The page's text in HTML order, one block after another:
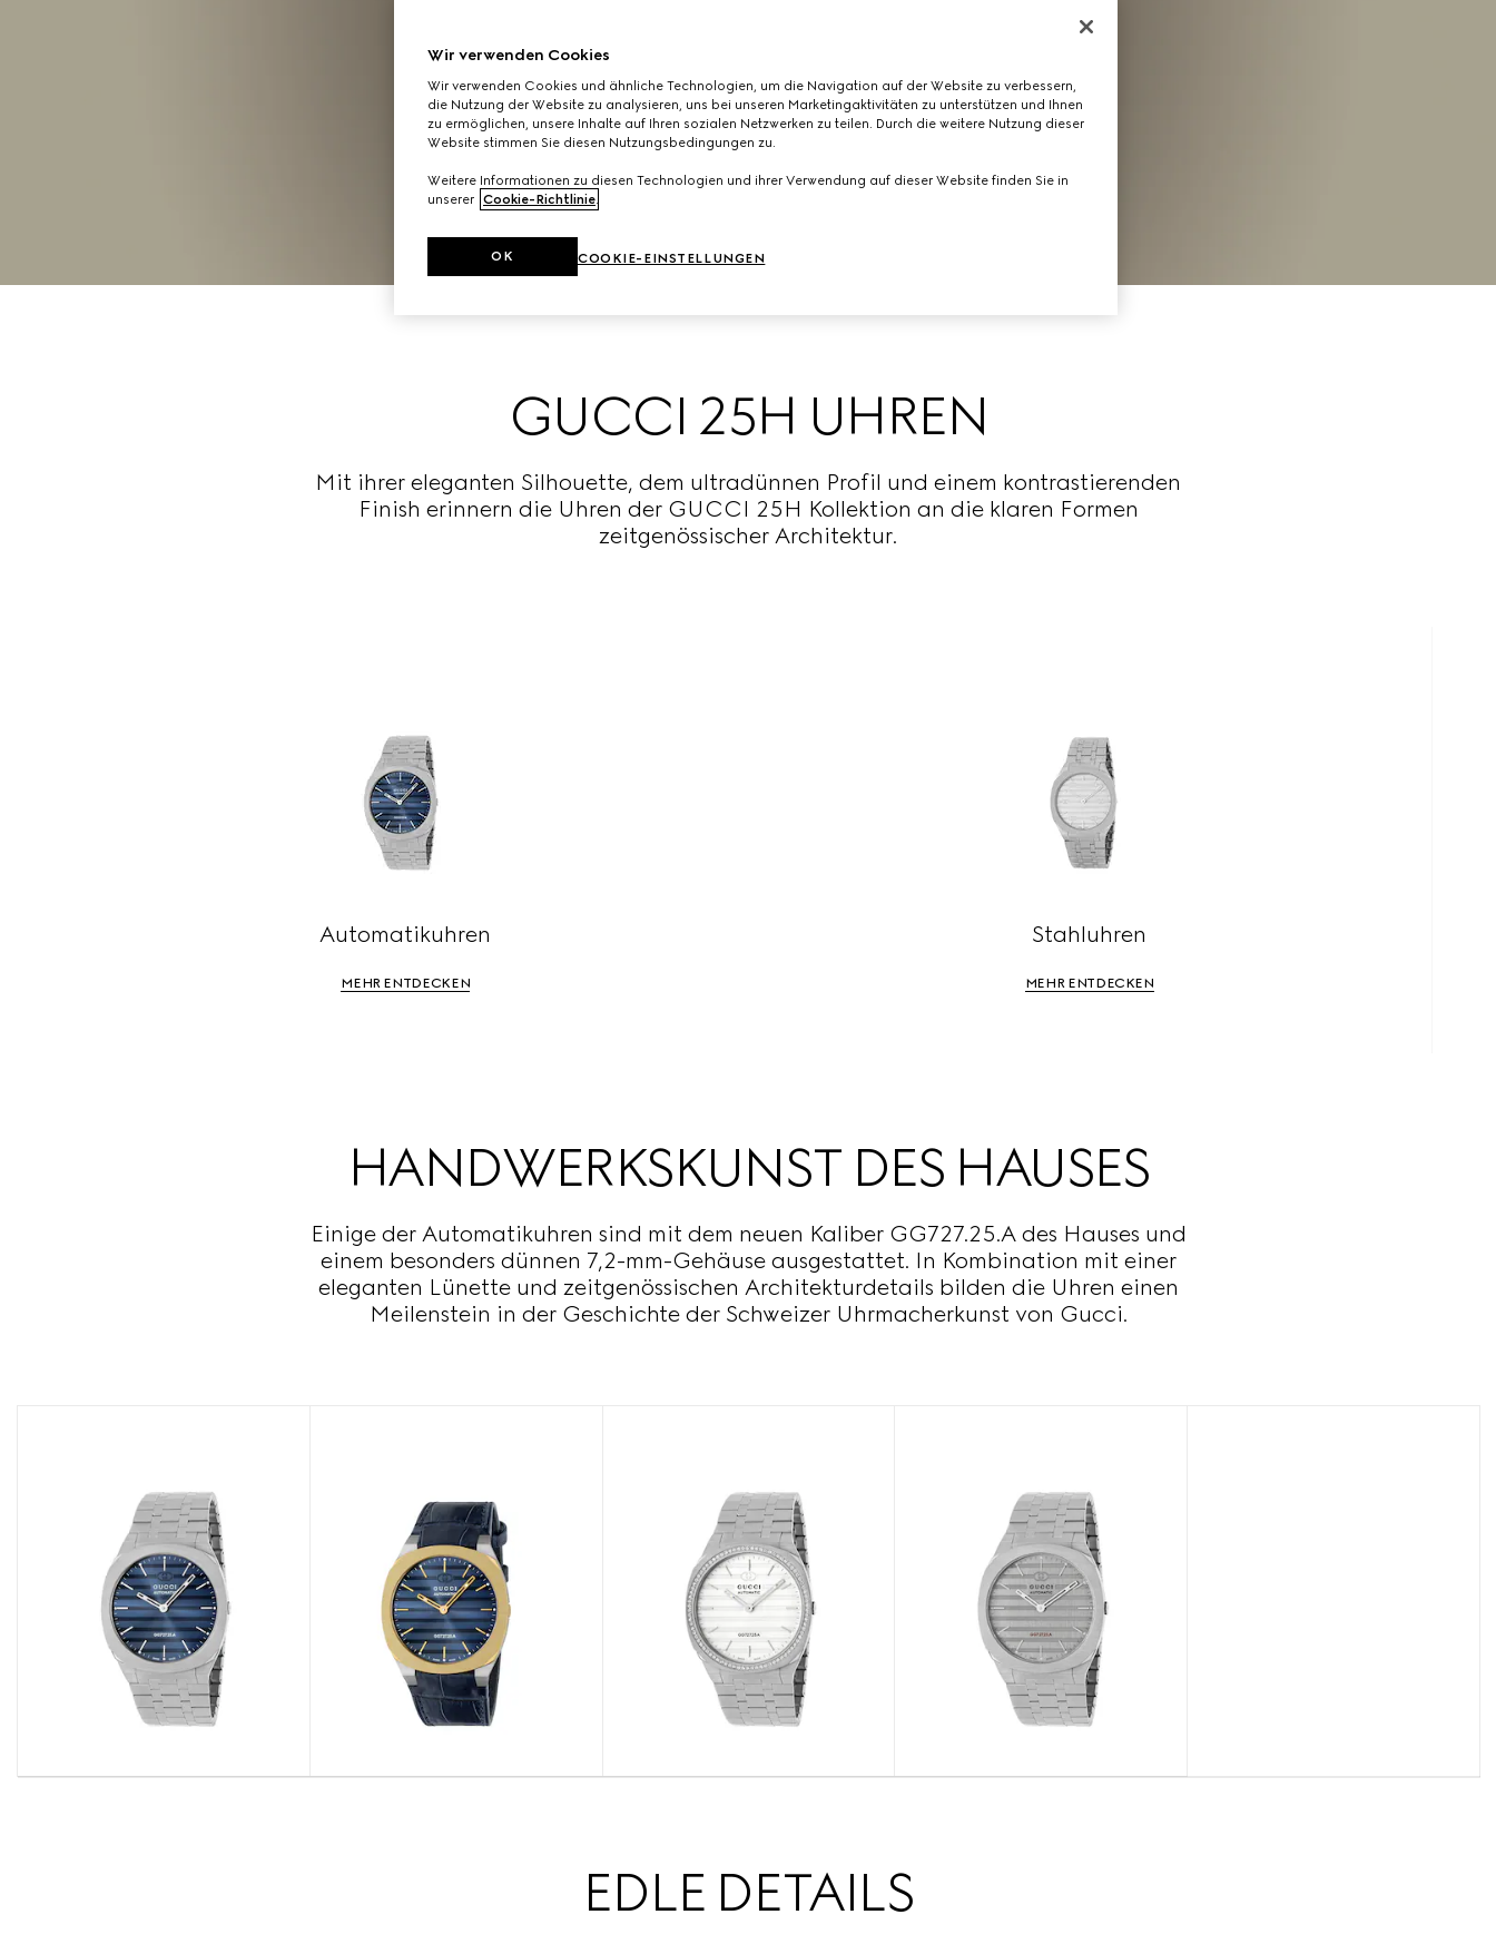
GUCCI 25H UHREN
Mit ihrer eleganten Silhouette, dem ultradünnen Profil und einem kontrastierenden
Finish erinnern die Uhren der GUCCI 25H Kollektion an die klaren Formen
zeitgenössischer Architektur.
Automatikuhren
MEHR ENTDECKEN
Stahluhren
MEHR ENTDECKEN
HANDWERKSKUNST DES HAUSES
Einige der Automatikuhren sind mit dem neuen Kaliber GG727.25.A des Hauses und
einem besonders dünnen 7,2-mm-Gehäuse ausgestattet. In Kombination mit einer
eleganten Lünette und zeitgenössischen Architekturdetails bilden die Uhren einen
Meilenstein in der Geschichte der Schweizer Uhrmacherkunst von Gucci.
EDLE DETAILS
Wir verwenden Cookies
Wir verwenden Cookies und ähnliche Technologien, um die Navigation auf der Website zu verbessern,
die Nutzung der Website zu analysieren, uns bei unseren Marketingaktivitäten zu unterstützen und Ihnen
zu ermöglichen, unsere Inhalte auf Ihren sozialen Netzwerken zu teilen. Durch die weitere Nutzung dieser
Website stimmen Sie diesen Nutzungsbedingungen zu.
Weitere Informationen zu diesen Technologien und ihrer Verwendung auf dieser Website finden Sie in
unserer Cookie-Richtlinie.
COOKIE-EINSTELLUNGEN
OK